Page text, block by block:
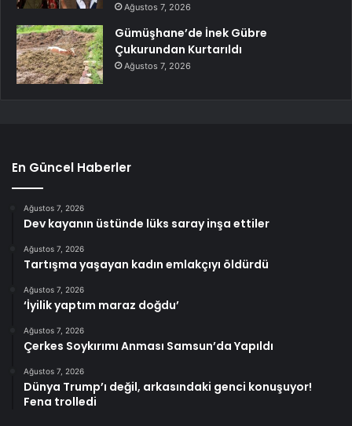
Ağustos 7, 2026
Gümüşhane’de İnek Gübre
Çukurundan Kurtarıldı
Ağustos 7, 2026
En Güncel Haberler
Ağustos 7, 2026
Dev kayanın üstünde lüks saray inşa ettiler
Ağustos 7, 2026
Tartışma yaşayan kadın emlakçıyı öldürdü
Ağustos 7, 2026
‘İyilik yaptım maraz doğdu’
Ağustos 7, 2026
Çerkes Soykırımı Anması Samsun’da Yapıldı
Ağustos 7, 2026
Dünya Trump’ı değil, arkasındaki genci konuşuyor!
Fena trolledi